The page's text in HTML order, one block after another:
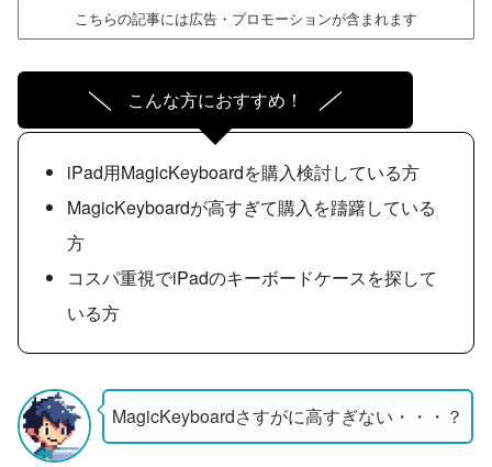
こちらの記事には広告・プロモーションが含まれます
こんな方におすすめ！
iPad用MagicKeyboardを購入検討している方
MagicKeyboardが高すぎて購入を躊躇している
方
コスパ重視でiPadのキーボードケースを探して
いる方
MagicKeyboardさすがに高すぎない・・・？